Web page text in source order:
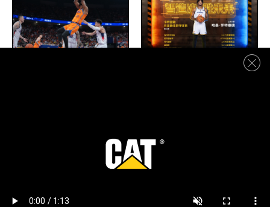
哈桑·怀特塞德荣获2025-2026赛